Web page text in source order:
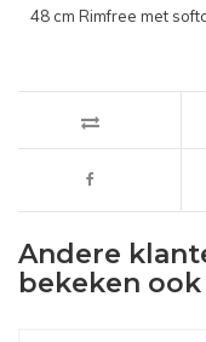
48 cm Rimfree met
Andere
bekeken ook